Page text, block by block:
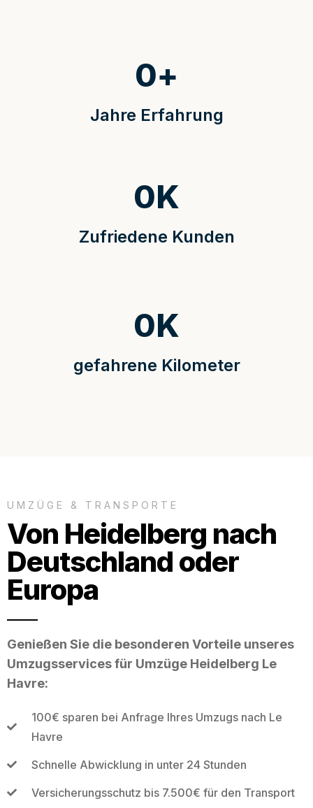
Jahre Erfahrung
0+
Zufriedene Kunden
0K
gefahrene Kilometer
0K
UMZÜGE & TRANSPORTE
Von Heidelberg nach
Deutschland oder
Europa
Genießen Sie die besonderen Vorteile unseres
Umzugsservices für Umzüge Heidelberg Le
Havre:
100€ sparen bei Anfrage Ihres Umzugs nach Le
Havre
Schnelle Abwicklung in unter 24 Stunden
Versicherungsschutz bis 7.500€ für den Transport